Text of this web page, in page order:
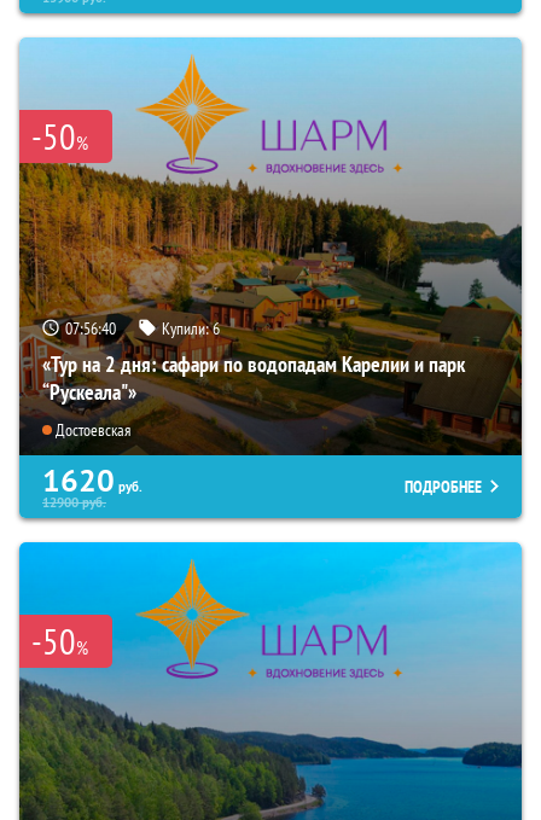
-50%
07:56:39 Купили:6
«Тур на 2 дня: сафари по водопадам Карелии и парк
“Рускеала"»
Достоевская
1620 руб.
12900руб.
ПОДРОБНЕЕ
-50%